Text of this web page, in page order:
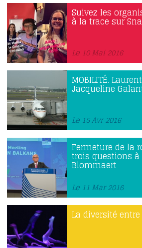
Suivez les
à la trace sur
Le 10 Mai 2016
MOBILITÉ.
Jacqueline
Le 15 Avr 2016
Fermeture de la
trois questions à
Blommaert
Le 11 Mar 2016
La diversité